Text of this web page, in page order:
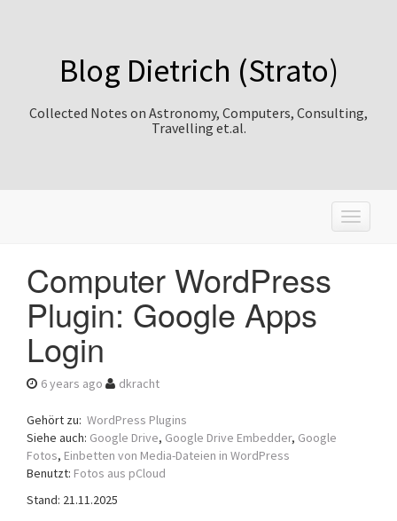
Blog Dietrich (Strato)
Collected Notes on Astronomy, Computers, Consulting,
Travelling et.al.
T
o
Computer WordPress
Plugin: Google Apps
Login
6 years ago dkracht
Gehört zu: WordPress Plugins
Siehe auch: Google Drive, Google Drive Embedder, Google
Fotos, Einbetten von Media-Dateien in WordPress
Benutzt: Fotos aus pCloud
Stand: 21.11.2025